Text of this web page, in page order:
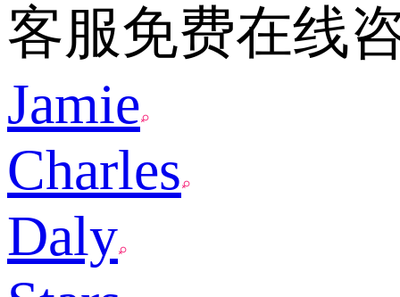
客服免费在线
Jamie
Charles
Daly